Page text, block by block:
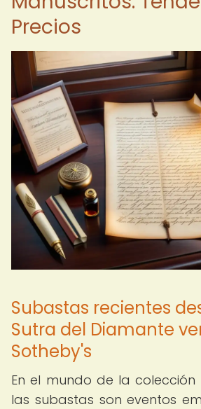
Precios
Subastas recientes
Sutra del Diamante
Sotheby's
En el mundo de la colección
las subastas son eventos